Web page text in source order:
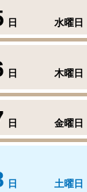
日 水曜日
日 木曜日
日 金曜日
日 土曜日